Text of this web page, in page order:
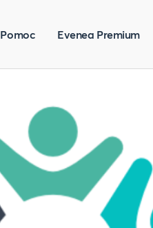
Pomoc Evenea Premium